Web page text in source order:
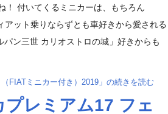
！ 付いてくるミニカーは、もちろん
アット乗りならずとも車好きから愛される
ン三世 カリオストロの城」好きからも
FIATミニカー付き）2019」の続きを読む
プレミアム17 フェ